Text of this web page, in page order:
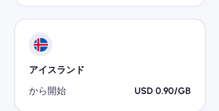
アイスランド
から開始
USD 0.90/GB